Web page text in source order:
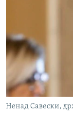
Ненад Савески,